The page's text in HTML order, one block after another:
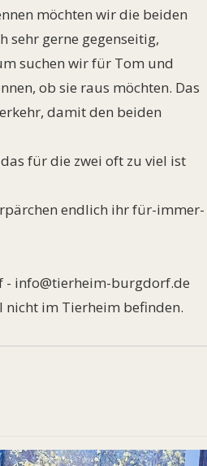
möchten wir die beiden
sehr gerne gegenseitig,
suchen wir für Tom und
ob sie raus möchten. Das
damit den beiden
für die zwei oft zu viel ist
endlich ihr für-immer-
- info@tierheim-burgdorf.de
nicht im Tierheim befinden.